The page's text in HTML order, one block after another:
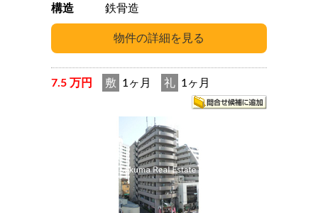
構造
鉄骨造
7.5 万円 敷 1ヶ月 礼 1ヶ月